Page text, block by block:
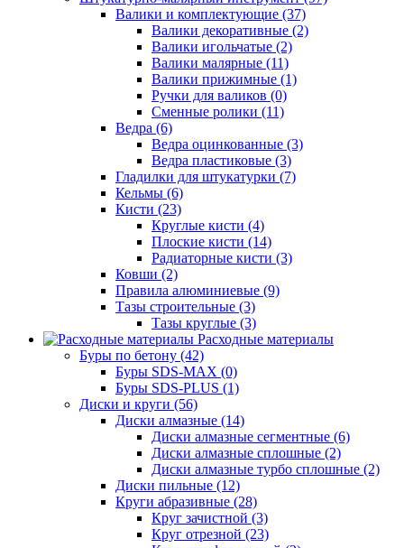
Валики и комплектующие (37)
Валики декоративные (2)
Валики игольчатые (2)
Валики малярные (11)
Валики прижимные (1)
Ручки для валиков (0)
Сменные ролики (11)
Ведра (6)
Ведра оцинкованные (3)
Ведра пластиковые (3)
Гладилки для штукатурки (7)
Кельмы (6)
Кисти (23)
Круглые кисти (4)
Плоские кисти (14)
Радиаторные кисти (3)
Ковши (2)
Правила алюминиевые (9)
Тазы строительные (3)
Тазы круглые (3)
Расходные материалы
Буры по бетону (42)
Буры SDS-MAX (0)
Буры SDS-PLUS (1)
Диски и круги (56)
Диски алмазные (14)
Диски алмазные сегментные (6)
Диски алмазные сплошные (2)
Диски алмазные турбо сплошные (2)
Диски пильные (12)
Круги абразивные (28)
Круг зачистной (3)
Круг отрезной (23)